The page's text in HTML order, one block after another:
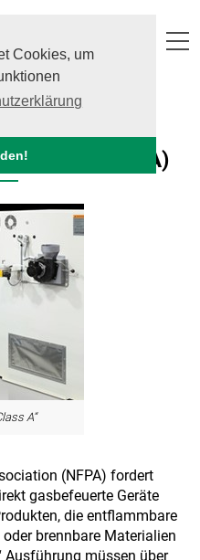
Cookies, um
Öfen
(Class A NFPA)
A“
(NFPA) fordert
gasbefeuerte Geräte
die entflammbare
brennbare Materialien
Ausführung müssen über